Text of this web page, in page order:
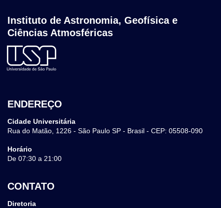
Instituto de Astronomia, Geofísica e
Ciências Atmosféricas
ENDEREÇO
Cidade Universitária
Rua do Matão, 1226 - São Paulo SP - Brasil - CEP: 05508-090
Horário
De 07:30 a 21:00
CONTATO
Diretoria